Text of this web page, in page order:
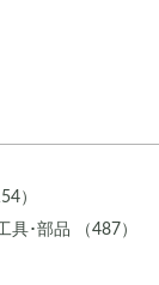
）
具･部品 （487）